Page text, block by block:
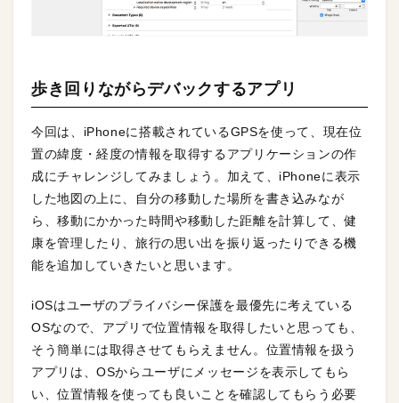
歩き回りながらデバックするアプリ
今回は、iPhoneに搭載されているGPSを使って、現在位
置の緯度・経度の情報を取得するアプリケーションの作
成にチャレンジしてみましょう。加えて、iPhoneに表示
した地図の上に、自分の移動した場所を書き込みなが
ら、移動にかかった時間や移動した距離を計算して、健
康を管理したり、旅行の思い出を振り返ったりできる機
能を追加していきたいと思います。
iOSはユーザのプライバシー保護を最優先に考えている
OSなので、アプリで位置情報を取得したいと思っても、
そう簡単には取得させてもらえません。位置情報を扱う
アプリは、OSからユーザにメッセージを表示してもら
い、位置情報を使っても良いことを確認してもらう必要